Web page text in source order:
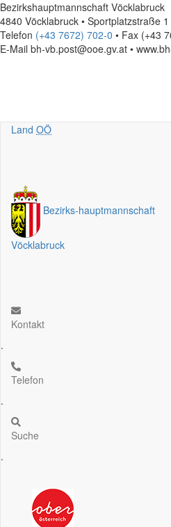
Bezirkshauptmannschaft Vöcklabruck
4840 Vöcklabruck • Sportplatzstraße
Telefon (+43 7672) 702-0 • Fax (+43
E-Mail bh-vb.post@ooe.gv.at •
Land OÖ
Bezirks-hauptmannschaft
Vöcklabruck
Kontakt
.
Telefon
.
Suche
.